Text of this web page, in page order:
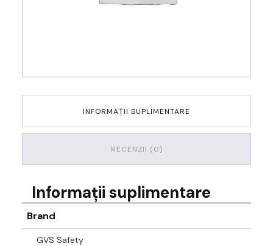
INFORMAȚII SUPLIMENTARE
RECENZII (0)
Informații suplimentare
Brand
GVS Safety